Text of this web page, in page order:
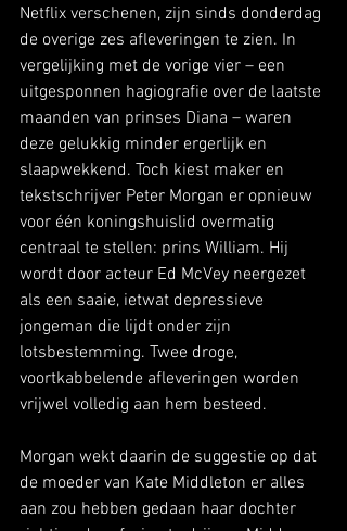
Netflix verschenen, zijn sinds donderdag
de overige zes afleveringen te zien. In
vergelijking met de vorige vier – een
uitgesponnen hagiografie over de laatste
maanden van prinses Diana – waren
deze gelukkig minder ergerlijk en
slaapwekkend. Toch kiest maker en
tekstschrijver Peter Morgan er opnieuw
voor één koningshuislid overmatig
centraal te stellen: prins William. Hij
wordt door acteur Ed McVey neergezet
als een saaie, ietwat depressieve
jongeman die lijdt onder zijn
lotsbestemming. Twee droge,
voortkabbelende afleveringen worden
vrijwel volledig aan hem besteed.
Morgan wekt daarin de suggestie op dat
de moeder van Kate Middleton er alles
aan zou hebben gedaan haar dochter